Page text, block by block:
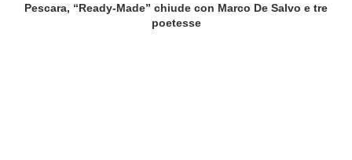
Pescara, “Ready‑Made” chiude con Marco De Salvo e tre
poetesse